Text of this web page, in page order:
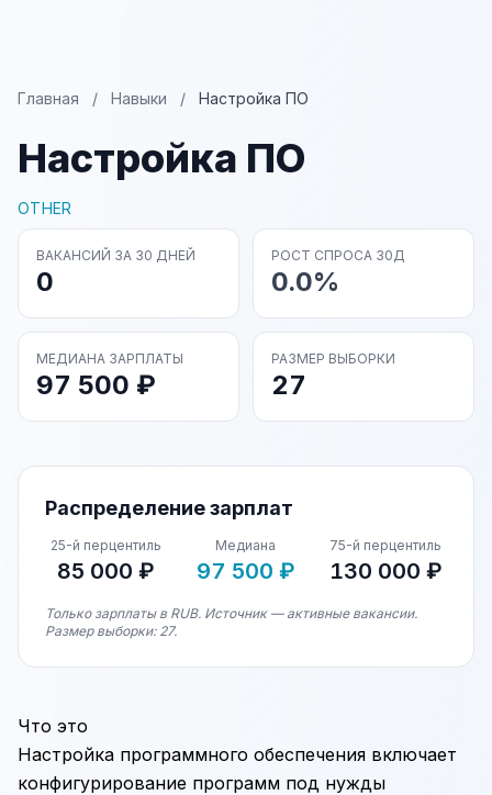
Главная / Навыки / Настройка ПО
Настройка ПО
OTHER
ВАКАНСИЙ ЗА 30 ДНЕЙ
0
РОСТ СПРОСА 30Д
0.0%
МЕДИАНА ЗАРПЛАТЫ
97 500 ₽
РАЗМЕР ВЫБОРКИ
27
Распределение зарплат
25-й перцентиль
85 000 ₽
Медиана
97 500 ₽
75-й перцентиль
130 000 ₽
Только зарплаты в RUB. Источник — активные вакансии.
Размер выборки: 27.
Что это
Настройка программного обеспечения включает
конфигурирование программ под нужды